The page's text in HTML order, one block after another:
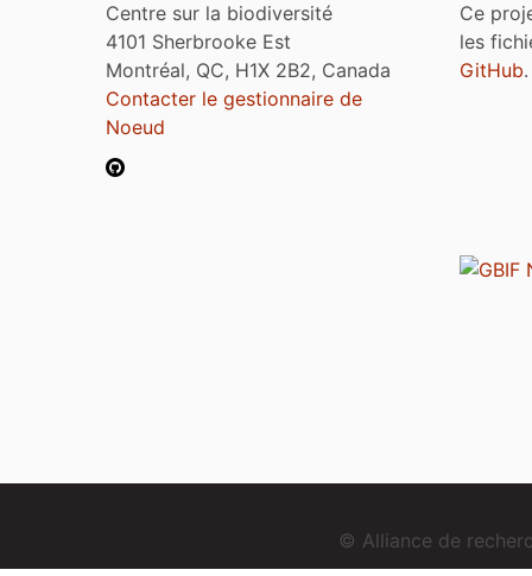
Centre sur la biodiversité
4101 Sherbrooke Est
Montréal, QC, H1X 2B2, Canada
Contacter le gestionnaire de
Noeud
Ce
les
GitHub.
© Alliance de